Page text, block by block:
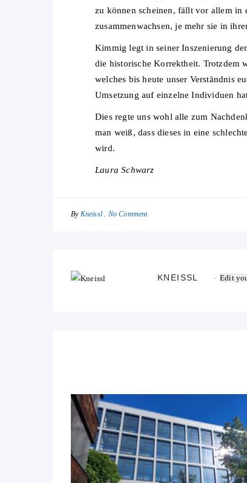
zu können scheinen, fällt vor allem in
zusammenwachsen, je mehr sie in
Kimmig legt in seiner Inszenierung
die historische Korrektheit. Trotzdem
welches bis heute unser Verständnis
Umsetzung auf einzelne Individuen
Dies regte uns wohl alle zum
man weiß, dass dieses in eine
wird.
Laura Schwarz
By Kneissl No Comment
KNEISSL Edit